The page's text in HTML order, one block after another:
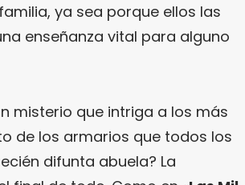
ya sea porque ellos las
enseñanza vital para alguno
misterio que intriga a los más
de los armarios que todos los
difunta abuela? La